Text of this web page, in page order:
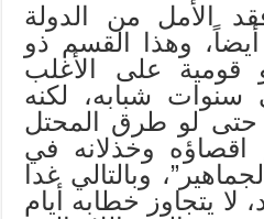
الأمل من الدولة
وهذا القسم ذو
قومية على الأغلب
سنوات شبابه، لكنه
حتى لو طرق المحتل
اقصاؤه وخذلانه في
وبالتالي غدا
لا يتجاوز خطابه أيام